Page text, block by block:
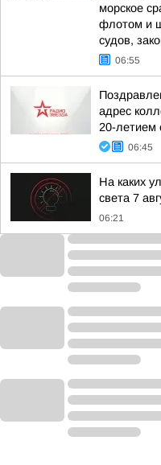
морское
флотом и
судов,
06:55
адрес
20-летием
06:45
На каких
света 7
06:21